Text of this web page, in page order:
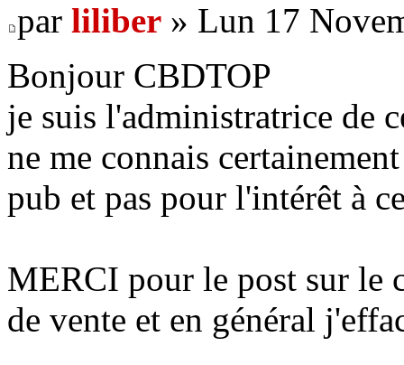
par liliber » Lun 17
Bonjour CBDTOP
je suis l'administratrice de
ne me connais
pub et pas pour l'intérêt à
MERCI pour le post sur le
de vente et en général